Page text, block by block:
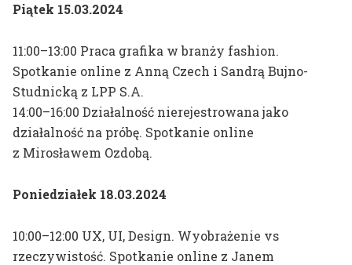
Piątek 15.03.2024
11:00–13:00 Praca grafika w branży fashion.
Spotkanie online z Anną Czech i Sandrą Bujno-
Studnicką z LPP S.A.
14:00–16:00 Działalność nierejestrowana jako
działalność na próbę. Spotkanie online
z Mirosławem Ozdobą.
Poniedziałek 18.03.2024
10:00–12:00 UX, UI, Design. Wyobrażenie vs
rzeczywistość. Spotkanie online z Janem